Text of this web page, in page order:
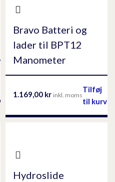
Bravo Batteri og
lader til BPT12
Manometer
1.169,00 kr inkl. moms
Tilføj
til kurv
Hydroslide